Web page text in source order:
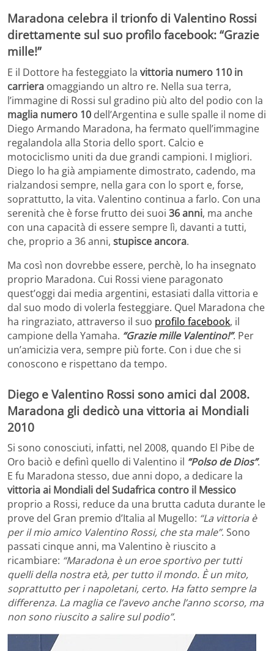
Maradona celebra il trionfo di Valentino Rossi
direttamente sul suo profilo facebook: “Grazie
mille!”
E il Dottore ha festeggiato la vittoria numero 110 in
carriera omaggiando un altro re. Nella sua terra,
l’immagine di Rossi sul gradino più alto del podio con la
maglia numero 10 dell’Argentina e sulle spalle il nome di
Diego Armando Maradona, ha fermato quell’immagine
regalandola alla Storia dello sport. Calcio e
motociclismo uniti da due grandi campioni. I migliori.
Diego lo ha già ampiamente dimostrato, cadendo, ma
rialzandosi sempre, nella gara con lo sport e, forse,
soprattutto, la vita. Valentino continua a farlo. Con una
serenità che è forse frutto dei suoi 36 anni, ma anche
con una capacità di essere sempre lì, davanti a tutti,
che, proprio a 36 anni, stupisce ancora.
Ma così non dovrebbe essere, perchè, lo ha insegnato
proprio Maradona. Cui Rossi viene paragonato
quest’oggi dai media argentini, estasiati dalla vittoria e
dal suo modo di volerla festeggiare. Quel Maradona che
ha ringraziato, attraverso il suo profilo facebook, il
campione della Yamaha. “Grazie mille Valentino!”. Per
un’amicizia vera, sempre più forte. Con i due che si
conoscono e rispettano da tempo.
Diego e Valentino Rossi sono amici dal 2008.
Maradona gli dedicò una vittoria ai Mondiali
2010
Si sono conosciuti, infatti, nel 2008, quando El Pibe de
Oro baciò e definì quello di Valentino il “Polso de Dios”.
E fu Maradona stesso, due anni dopo, a dedicare la
vittoria ai Mondiali del Sudafrica contro il Messico
proprio a Rossi, reduce da una brutta caduta durante le
prove del Gran premio d’Italia al Mugello: “La vittoria è
per il mio amico Valentino Rossi, che sta male”. Sono
passati cinque anni, ma Valentino è riuscito a
ricambiare: “Maradona è un eroe sportivo per tutti
quelli della nostra età, per tutto il mondo. È un mito,
soprattutto per i napoletani, certo. Ha fatto sempre la
differenza. La maglia ce l’avevo anche l’anno scorso, ma
non sono riuscito a salire sul podio”.